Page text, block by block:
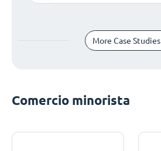
More Case Studies
Comercio minorista